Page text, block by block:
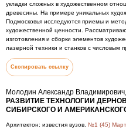
укладки сложных в художественном
древесины. На примере уникальных
Подмосковья исследуются приемы и
художественной ценности.
изготовления и сборки элементов
лазерной техники и станков с числовым
Скопировать ссылку
Молодин Александр
РАЗВИТИЕ ТЕХНОЛОГИИ
СИБИРСКОГО И
Архитектон: известия вузов. №1 (45)